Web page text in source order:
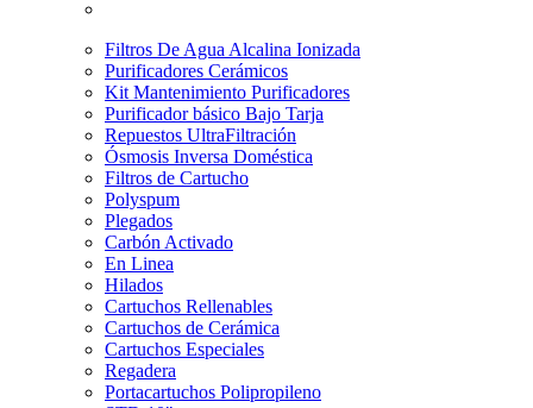
Filtros De Agua Alcalina Ionizada
Purificadores Cerámicos
Kit Mantenimiento Purificadores
Purificador básico Bajo Tarja
Repuestos UltraFiltración
Ósmosis Inversa Doméstica
Filtros de Cartucho
Polyspum
Plegados
Carbón Activado
En Linea
Hilados
Cartuchos Rellenables
Cartuchos de Cerámica
Cartuchos Especiales
Regadera
Portacartuchos Polipropileno